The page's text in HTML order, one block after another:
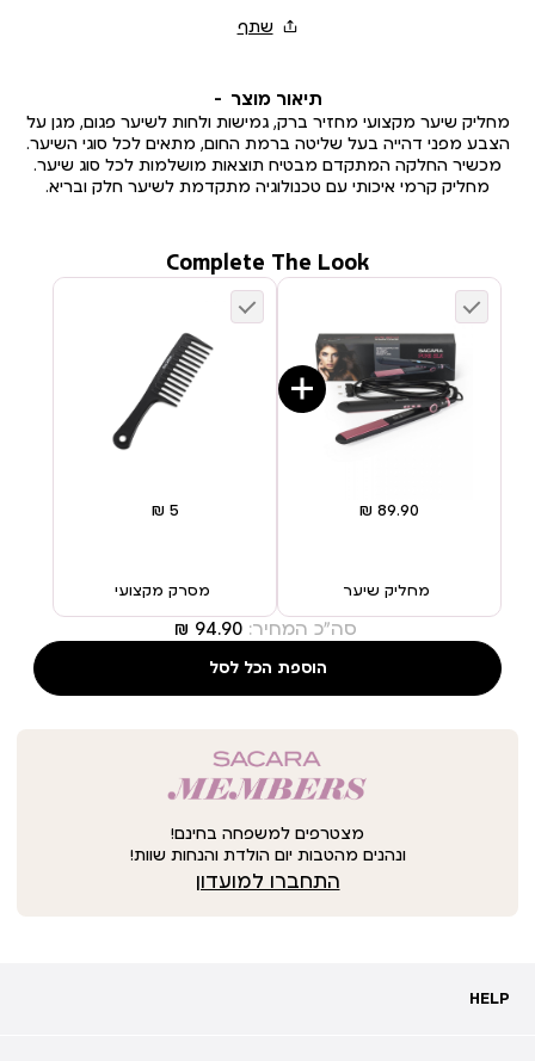
תיאור מוצר
מחליק שיער מקצועי מחזיר ברק, גמישות ולחות לשיער פגום, מגן על
הצבע מפני דהייה בעל שליטה ברמת החום, מתאים לכל סוגי השיער.
מכשיר החלקה המתקדם מבטיח תוצאות מושלמות לכל סוג שיער.
מחליק קרמי איכותי עם טכנולוגיה מתקדמת לשיער חלק ובריא.
מחליק שיער מסרק מקצועי
Complete The Look
סה"כ המחיר:
הוספת הכל לסל
מצטרפים למשפחה בחינם!
ונהנים מהטבות יום הולדת והנחות שוות!
התחברו למועדון
HELP
HELP